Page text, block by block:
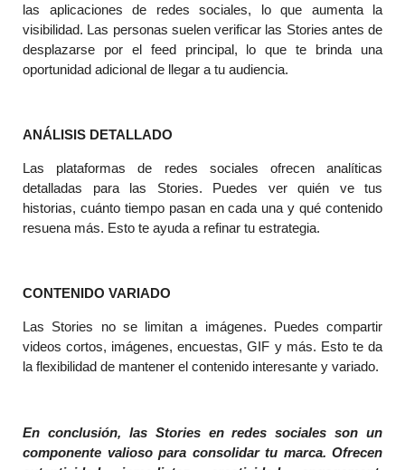
las aplicaciones de redes sociales, lo que aumenta la
visibilidad. Las personas suelen verificar las Stories antes de
desplazarse por el feed principal, lo que te brinda una
oportunidad adicional de llegar a tu audiencia.
ANÁLISIS DETALLADO
Las plataformas de redes sociales ofrecen analíticas
detalladas para las Stories. Puedes ver quién ve tus
historias, cuánto tiempo pasan en cada una y qué contenido
resuena más. Esto te ayuda a refinar tu estrategia.
CONTENIDO VARIADO
Las Stories no se limitan a imágenes. Puedes compartir
videos cortos, imágenes, encuestas, GIF y más. Esto te da
la flexibilidad de mantener el contenido interesante y variado.
En conclusión, las Stories en redes sociales son un
componente valioso para consolidar tu marca. Ofrecen